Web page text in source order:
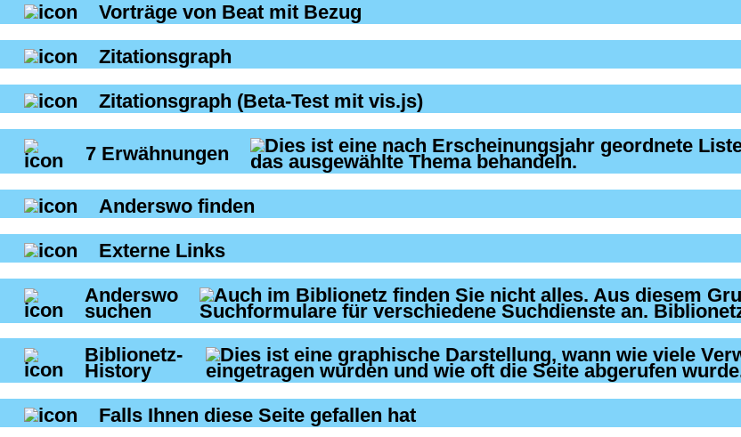
Vorträge von Beat mit Bezug
Zitationsgraph
Zitationsgraph (Beta-Test mit vis.js)
7 Erwähnungen
Anderswo finden
Externe Links
Anderswo
suchen
Biblionetz-
History
Falls Ihnen diese Seite gefallen hat